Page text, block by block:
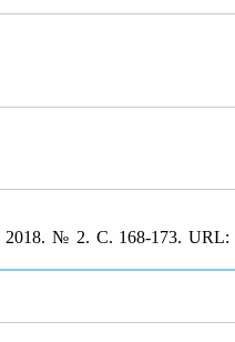
2018. № 2. С. 168-173. URL: